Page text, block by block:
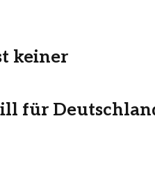
keiner
für